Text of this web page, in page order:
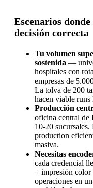
Escenarios
decisión correcta
Tu volumen
sostenida —
hospitales con
empresas de
La tolva de 200
hacen viable runs
Producción
oficina central de
10-20
production
masiva.
Necesitas
cada credencial
+ impresión color
operaciones en